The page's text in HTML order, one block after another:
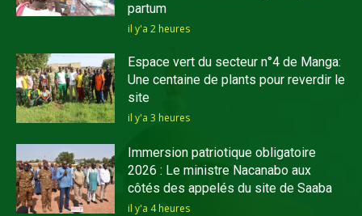
partum
il y'a 2 heures
Espace vert du secteur n°4 de Manga:
Une centaine de plants pour reverdir le
site
il y'a 3 heures
Immersion patriotique obligatoire
2026 : Le ministre Nacanabo aux
côtés des appelés du site de Saaba
il y'a 4 heures